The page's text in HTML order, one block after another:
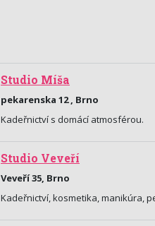
Studio Míša
pekarenska 12 , Brno
Kadeřnictví s domácí atmosférou.
Studio Veveří
Veveří 35, Brno
Kadeřnictví, kosmetika, manikúra,